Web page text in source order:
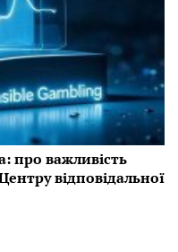
про важливість
відповідальної